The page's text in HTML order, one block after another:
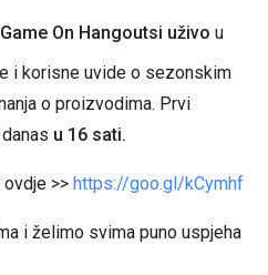
Game On Hangoutsi uživo u
i korisne uvide o sezonskim
o proizvodima. Prvi
u 16 sati.
>> https://goo.gl/kCymhf
i želimo svima puno uspjeha